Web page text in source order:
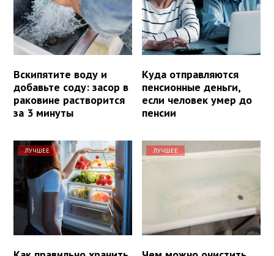
Вскипятите воду и
добавьте соду: засор в
раковине растворится
за 3 минуты
Куда отправляются
пенсионные деньги,
если человек умер до
пенсии
ЛУЧШЕЕ ЛУЧШЕЕ